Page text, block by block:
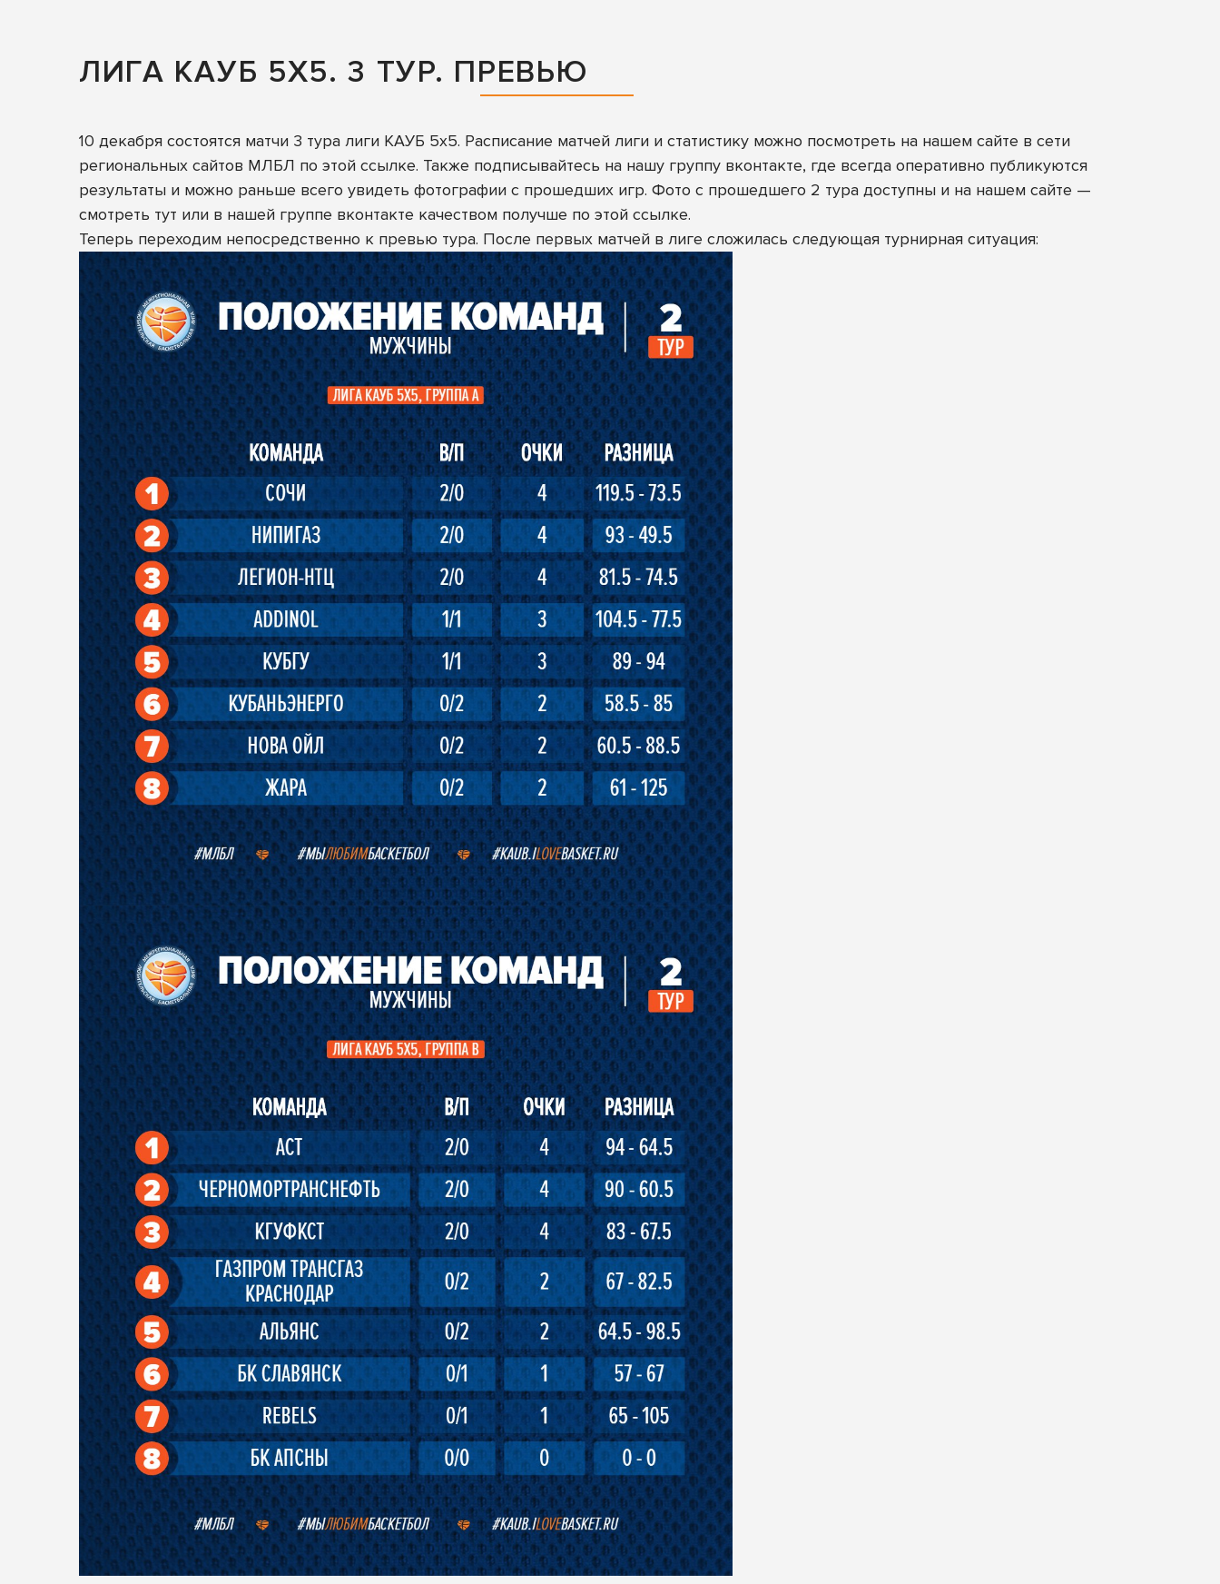
ЛИГА КАУБ 5Х5. 3 ТУР. ПРЕВЬЮ
10 декабря состоятся матчи 3 тура лиги КАУБ 5х5. Расписание матчей лиги и статистику можно посмотреть на нашем сайте в сети
региональных сайтов МЛБЛ по этой ссылке. Также подписывайтесь на нашу группу вконтакте, где всегда оперативно публикуются
результаты и можно раньше всего увидеть фотографии с прошедших игр. Фото с прошедшего 2 тура доступны и на нашем сайте —
смотреть тут или в нашей группе вконтакте качеством получше по этой ссылке.
Теперь переходим непосредственно к превью тура. После первых матчей в лиге сложилась следующая турнирная ситуация: